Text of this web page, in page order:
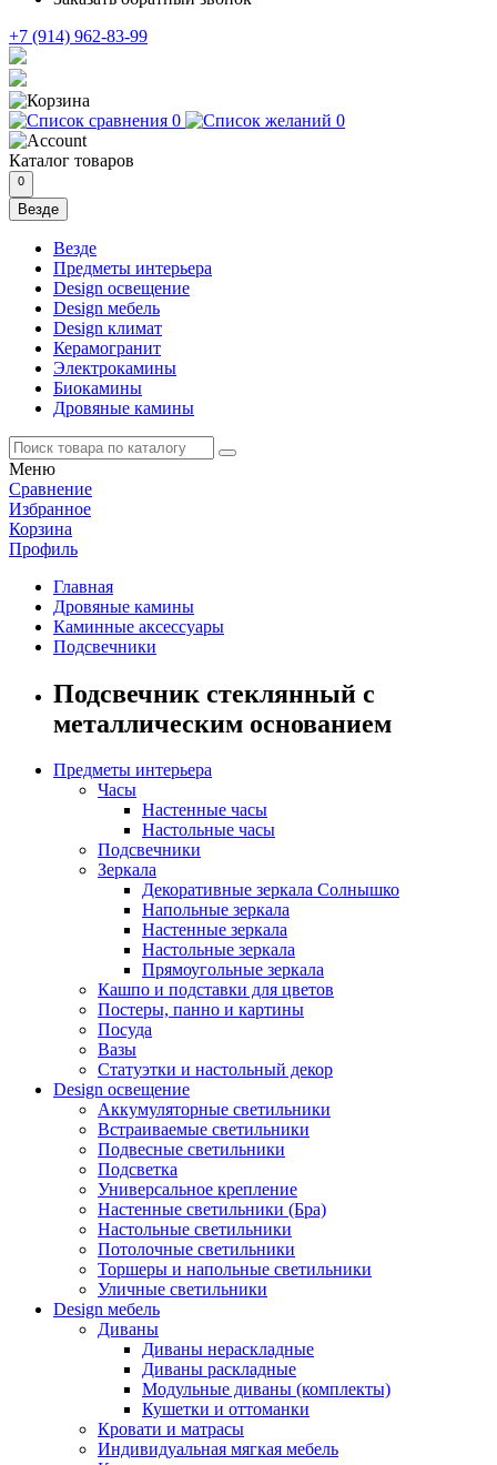
+7 (914) 962-83-99
0 0
Каталог товаров
0
Везде
Везде
Предметы интерьера
Design освещение
Design мебель
Design климат
Керамогранит
Электрокамины
Биокамины
Дровяные камины
Меню
Сравнение
Избранное
Корзина
Профиль
Главная
Дровяные камины
Каминные аксессуары
Подсвечники
Подсвечник стеклянный с
металлическим основанием
Предметы интерьера
Часы
Настенные часы
Настольные часы
Подсвечники
Зеркала
Декоративные зеркала Солнышко
Напольные зеркала
Настенные зеркала
Настольные зеркала
Прямоугольные зеркала
Кашпо и подставки для цветов
Постеры, панно и картины
Посуда
Вазы
Статуэтки и настольный декор
Design освещение
Аккумуляторные светильники
Встраиваемые светильники
Подвесные светильники
Подсветка
Универсальное крепление
Настенные светильники (Бра)
Настольные светильники
Потолочные светильники
Торшеры и напольные светильники
Уличные светильники
Design мебель
Диваны
Диваны нераскладные
Диваны раскладные
Модульные диваны (комплекты)
Кушетки и оттоманки
Кровати и матрасы
Индивидуальная мягкая мебель